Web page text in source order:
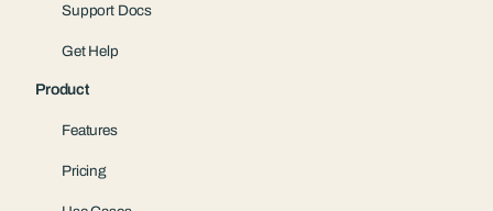
Support Docs
Get Help
Product
Features
Pricing